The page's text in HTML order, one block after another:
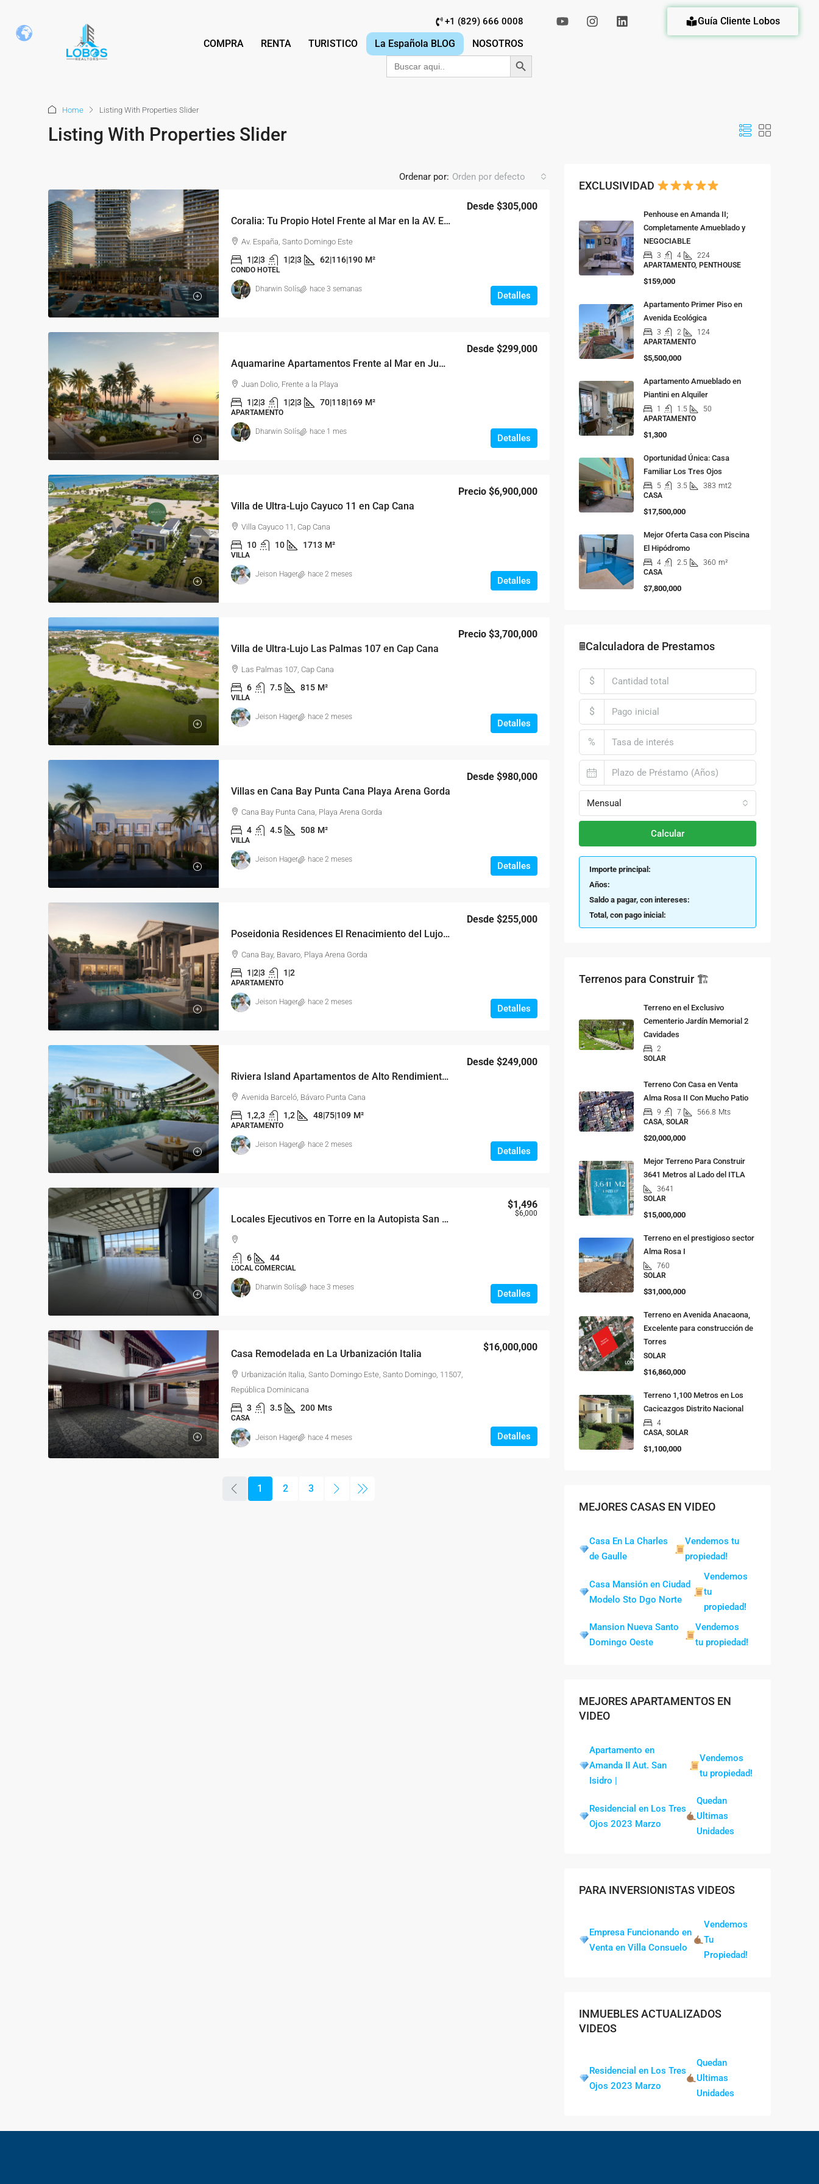
+1 (829) 666 0008
Guía Cliente Lobos
COMPRA
RENTA TURISTICO La Española BLOG
NOSOTROS
Buscar:
Botón de búsqueda
Home Listing With Properties Slider
Listing With Properties Slider
Ordenar por: Orden por defecto
Coralia: Tu Propio Hotel Frente al Mar en la AV. España
Desde $305,000
Av. España, Santo Domingo Este
1|2|3 1|2|3 62|116|190 M²
CONDO HOTEL
Detalles
Dharwin Solís hace 3 semanas
Aquamarine Apartamentos Frente al Mar en Juan Dolio
Desde $299,000
Juan Dolio, Frente a la Playa
1|2|3 1|2|3 70|118|169 M²
APARTAMENTO
Detalles
Dharwin Solís hace 1 mes
Villa de Ultra-Lujo Cayuco 11 en Cap Cana
Precio $6,900,000
Villa Cayuco 11, Cap Cana
10 10 1713 M²
VILLA
Detalles
Jeison Hager hace 2 meses
Villa de Ultra-Lujo Las Palmas 107 en Cap Cana
Precio $3,700,000
Las Palmas 107, Cap Cana
6 7.5 815 M²
VILLA
Detalles
Jeison Hager hace 2 meses
Villas en Cana Bay Punta Cana Playa Arena Gorda
Desde $980,000
Cana Bay Punta Cana, Playa Arena Gorda
4 4.5 508 M²
VILLA
Detalles
Jeison Hager hace 2 meses
Poseidonia Residences El Renacimiento del Lujo Clásico en el Caribe
Desde $255,000
Cana Bay, Bavaro, Playa Arena Gorda
1|2|3 1|2
APARTAMENTO
Detalles
Jeison Hager hace 2 meses
Riviera Island Apartamentos de Alto Rendimiento en Zona Hotelera de Bávaro
Desde $249,000
Avenida Barceló, Bávaro Punta Cana
1,2,3 1,2 48|75|109 M²
APARTAMENTO
Detalles
Jeison Hager hace 2 meses
Locales Ejecutivos en Torre en la Autopista San Isidro
$1,496
$6,000
6 44
LOCAL COMERCIAL
Detalles
Dharwin Solís hace 3 meses
Casa Remodelada en La Urbanización Italia
$16,000,000
Urbanización Italia, Santo Domingo Este, Santo Domingo, 11507,
República Dominicana
3 3.5 200 Mts
CASA
Detalles
Jeison Hager hace 4 meses
1 2 3
EXCLUSIVIDAD
Penhouse en Amanda II;
Completamente Amueblado y
NEGOCIABLE
3 4
224
APARTAMENTO, PENTHOUSE
$159,000
Apartamento Primer Piso en
Avenida Ecológica
3 2
124
APARTAMENTO
$5,500,000
Apartamento Amueblado en
Piantini en Alquiler
1 1.5
50
APARTAMENTO
$1,300
Oportunidad Única: Casa
Familiar Los Tres Ojos
5 3.5 383 mt2
CASA
$17,500,000
Mejor Oferta Casa con Piscina
El Hipódromo
4 2.5 360 m²
CASA
$7,800,000
🖩Calculadora de Prestamos
$
$
%
Mensual
Calcular
Importe principal:
Años:
Saldo a pagar, con intereses:
Total, con pago inicial:
Terrenos para Construir 🏗
Terreno en el Exclusivo
Cementerio Jardín Memorial 2
Cavidades
2
SOLAR
Terreno Con Casa en Venta
Alma Rosa II Con Mucho Patio
9 7 566.8 Mts
CASA, SOLAR
$20,000,000
Mejor Terreno Para Construir
3641 Metros al Lado del ITLA
3641
SOLAR
$15,000,000
Terreno en el prestigioso sector
Alma Rosa I
760
SOLAR
$31,000,000
Terreno en Avenida Anacaona,
Excelente para construcción de
Torres
SOLAR
$16,860,000
Terreno 1,100 Metros en Los
Cacicazgos Distrito Nacional
4
CASA, SOLAR
$1,100,000
MEJORES CASAS EN VIDEO
Casa En La Charles
de Gaulle
Vendemos tu
propiedad!
Casa Mansión en Ciudad
Modelo Sto Dgo Norte
Vendemos
tu
propiedad!
Mansion Nueva Santo
Domingo Oeste
Vendemos
tu propiedad!
MEJORES APARTAMENTOS EN
VIDEO
Apartamento en
Amanda II Aut. San
Isidro |
Vendemos
tu propiedad!
Residencial en Los Tres
Ojos 2023 Marzo
Quedan
Ultimas
Unidades
PARA INVERSIONISTAS VIDEOS
Empresa Funcionando en
Venta en Villa Consuelo
Vendemos
Tu
Propiedad!
INMUEBLES ACTUALIZADOS
VIDEOS
Residencial en Los Tres
Ojos 2023 Marzo
Quedan
Ultimas
Unidades